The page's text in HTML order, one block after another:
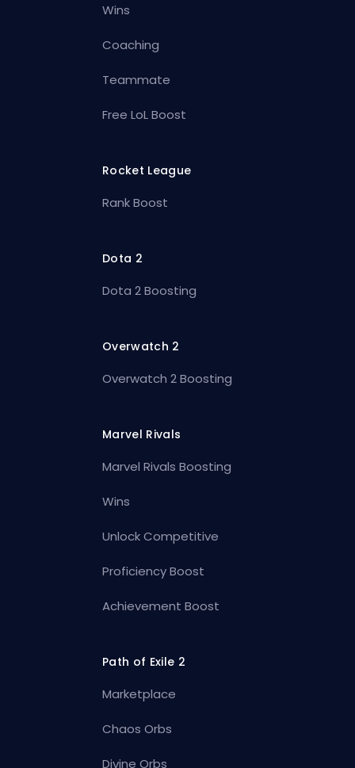
Wins
Coaching
Teammate
Free LoL Boost
Rocket League
Rank Boost
Dota 2
Dota 2 Boosting
Overwatch 2
Overwatch 2 Boosting
Marvel Rivals
Marvel Rivals Boosting
Wins
Unlock Competitive
Proficiency Boost
Achievement Boost
Path of Exile 2
Marketplace
Chaos Orbs
Divine Orbs